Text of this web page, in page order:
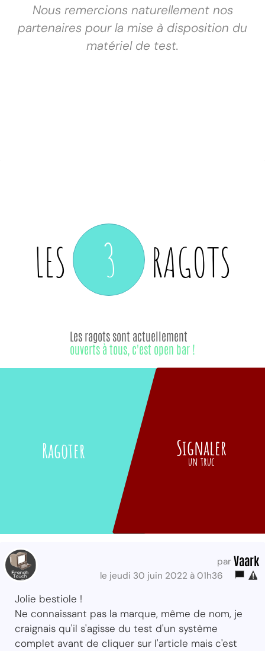
Nous remercions naturellement nos
partenaires pour la mise à disposition du
matériel de test.
LES 3 RAGOTS
Ragoter
Les ragots sont actuellement
ouverts à tous, c'est open bar !
Signaler
un truc
par Vaark
le jeudi 30 juin 2022 à 01h36
Jolie bestiole !
Ne connaissant pas la marque, même de nom, je
craignais qu'il s'agisse du test d'un système
complet avant de cliquer sur l'article mais c'est